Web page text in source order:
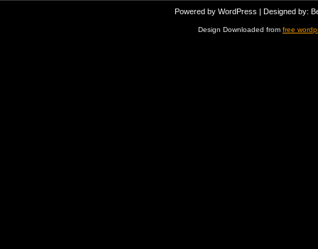
Powered by WordPress | Designed by:
Design Downloaded from free